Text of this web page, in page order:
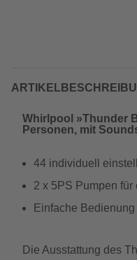
Whirlpool »Thunder
Personen, mit
44 individuell
2 x 5PS Pumpen
Einfache Bedienung
Die Ausstattung des